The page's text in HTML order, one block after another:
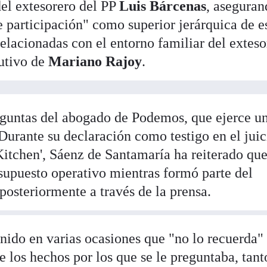
extesorero del PPLuis Bárcenas,
como superior jerárquica de
con el entorno familiar del
deMariano Rajoy.
del abogado de Podemos, que ejerce
su declaración como testigo en el
Sáenz de Santamaría ha reiterado
operativo mientras formó parte del
a través de la prensa.
en varias ocasiones que "no lo recuerda"
los hechos por los que se le preguntaba,